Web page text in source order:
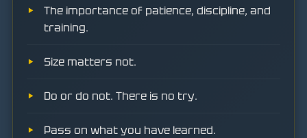
The importance of patience, discipline, and
training.
Size matters not.
Do or do not. There is no try.
Pass on what you have learned.